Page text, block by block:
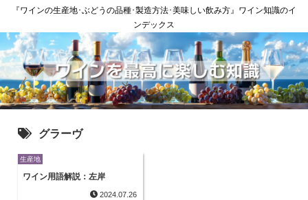
『ワインの生産地･ぶどうの品種･製造方法･美味しい飲み方』ワイン知識のイ
ンデックス
グラーヴ
生産地
ワイン用語解説：左岸
2024.07.26